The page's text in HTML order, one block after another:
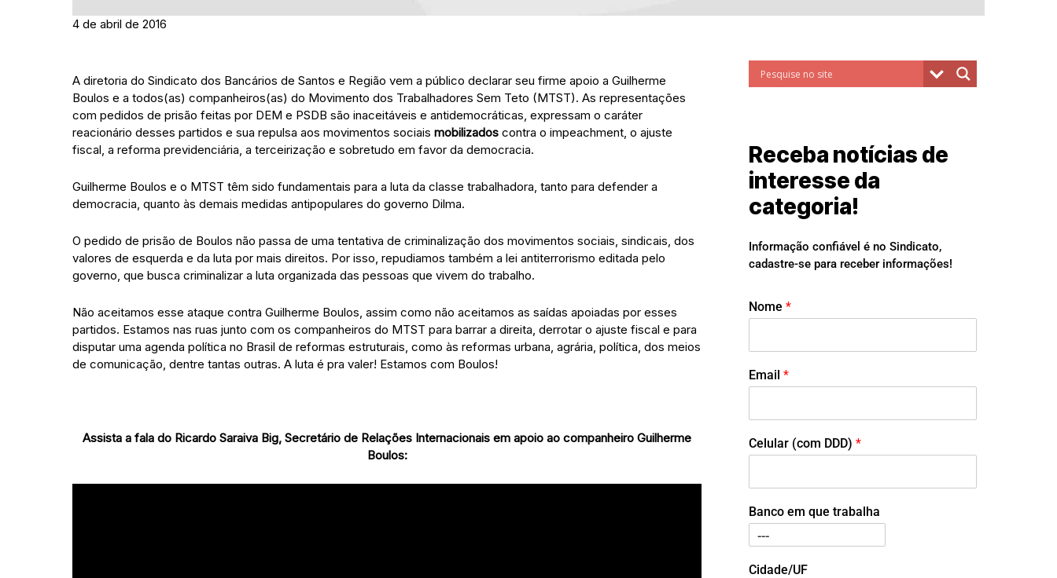
4 de abril de 2016
A diretoria do Sindicato dos Bancários de Santos e Região vem a público declarar seu firme apoio a Guilherme
Boulos e a todos(as) companheiros(as) do Movimento dos Trabalhadores Sem Teto (MTST). As representações
com pedidos de prisão feitas por DEM e PSDB são inaceitáveis e antidemocráticas, expressam o caráter
reacionário desses partidos e sua repulsa aos movimentos sociais mobilizados contra o impeachment, o ajuste
fiscal, a reforma previdenciária, a terceirização e sobretudo em favor da democracia.
Guilherme Boulos e o MTST têm sido fundamentais para a luta da classe trabalhadora, tanto para defender a
democracia, quanto às demais medidas antipopulares do governo Dilma.
O pedido de prisão de Boulos não passa de uma tentativa de criminalização dos movimentos sociais, sindicais, dos
valores de esquerda e da luta por mais direitos. Por isso, repudiamos também a lei antiterrorismo editada pelo
governo, que busca criminalizar a luta organizada das pessoas que vivem do trabalho.
Não aceitamos esse ataque contra Guilherme Boulos, assim como não aceitamos as saídas apoiadas por esses
partidos. Estamos nas ruas junto com os companheiros do MTST para barrar a direita, derrotar o ajuste fiscal e para
disputar uma agenda política no Brasil de reformas estruturais, como às reformas urbana, agrária, política, dos meios
de comunicação, dentre tantas outras. A luta é pra valer! Estamos com Boulos!
Assista a fala do Ricardo Saraiva Big, Secretário de Relações Internacionais em apoio ao companheiro Guilherme
Boulos:
Receba notícias de
interesse da
categoria!
Informação confiável é no Sindicato,
cadastre-se para receber informações!
Nome *
Email *
Celular (com DDD) *
Banco em que trabalha
Cidade/UF